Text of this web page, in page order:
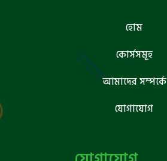
হোম
কোর্সসমূহ
আমাদের সম্পর্কে
যোগাযোগ